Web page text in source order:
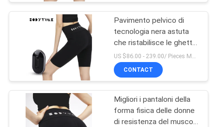
SITO
PRIVACY
POLICY
Pavimento pelvico di
tecnologia nera astuta
che ristabilisce le ghette
dei pantaloni SME
CONTACT
Migliori i pantaloni della
forma fisica delle donne
di resistenza del muscolo